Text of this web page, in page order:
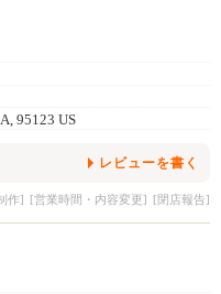
95123 US
レビューを書く
作] [営業時間・内容変更] [閉店報告]